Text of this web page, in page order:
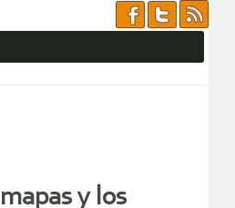
y los